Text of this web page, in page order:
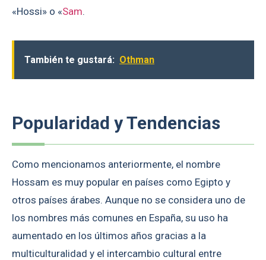
«Hossi» o «Sam.
También te gustará: Othman
Popularidad y Tendencias
Como mencionamos anteriormente, el nombre
Hossam es muy popular en países como Egipto y
otros países árabes. Aunque no se considera uno de
los nombres más comunes en España, su uso ha
aumentado en los últimos años gracias a la
multiculturalidad y el intercambio cultural entre